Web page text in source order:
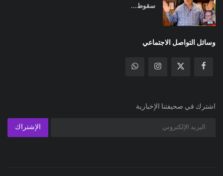
سقوط...
وسائل التواصل الاجتماعي
اشترك في صحيفتنا الإخبارية
الإشتراك